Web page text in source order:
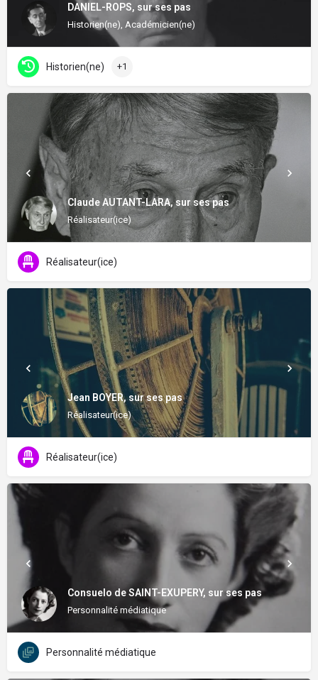
DANIEL-ROPS, sur ses pas
Historien(ne), Académicien(ne)
Historien(ne) +1
Claude AUTANT-LARA, sur ses pas
Réalisateur(ice)
Réalisateur(ice)
Jean BOYER, sur ses pas
Réalisateur(ice)
Réalisateur(ice)
Consuelo de SAINT-EXUPERY, sur ses pas
Personnalité médiatique
Personnalité médiatique